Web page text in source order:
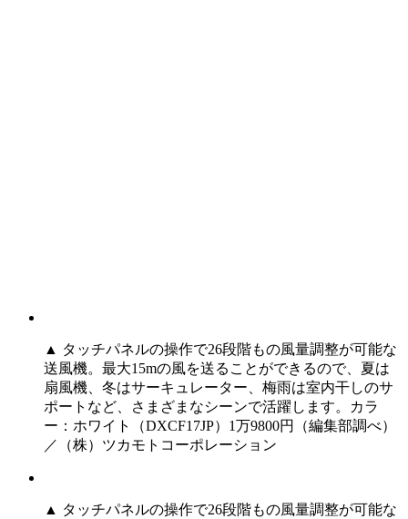
▲ タッチパネルの操作で26段階もの風量調整が可能な
送風機。最大15mの風を送ることができるので、夏は
扇風機、冬はサーキュレーター、梅雨は室内干しのサ
ポートなど、さまざまなシーンで活躍します。カラ
ー：ホワイト（DXCF17JP）1万9800円（編集部調べ）
／（株）ツカモトコーポレーション
▲ タッチパネルの操作で26段階もの風量調整が可能な